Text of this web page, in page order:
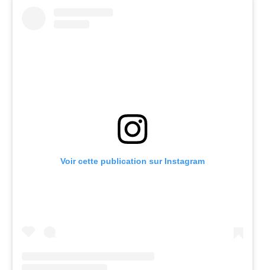
Voir cette publication sur Instagram